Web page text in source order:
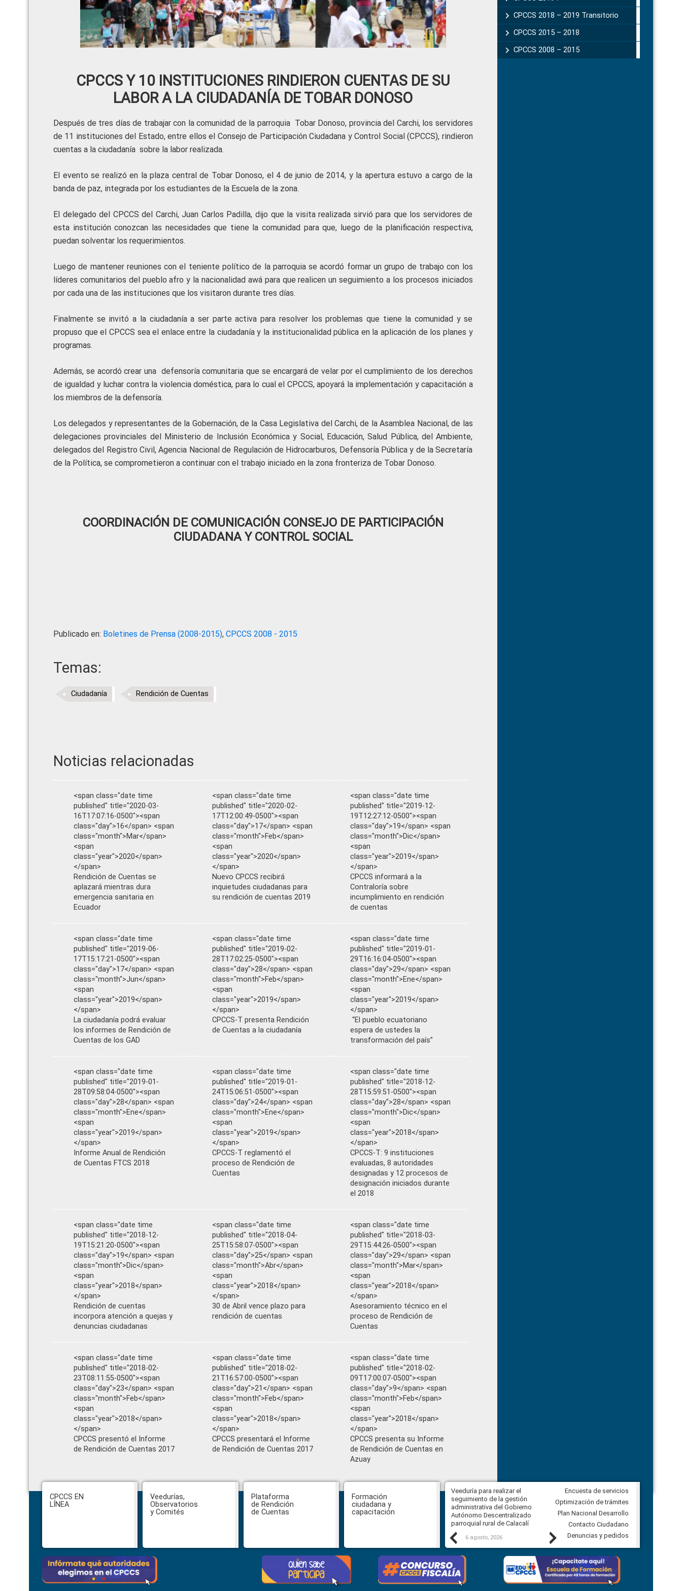
CPCCS Y 10 INSTITUCIONES RINDIERON CUENTAS DE SU
LABOR A LA CIUDADANÍA DE TOBAR DONOSO
Después de tres días de trabajar con la comunidad de la parroquia Tobar Donoso, provincia del Carchi, los servidores
de 11 instituciones del Estado, entre ellos el Consejo de Participación Ciudadana y Control Social (CPCCS), rindieron
cuentas a la ciudadanía sobre la labor realizada.
El evento se realizó en la plaza central de Tobar Donoso, el 4 de junio de 2014, y la apertura estuvo a cargo de la
banda de paz, integrada por los estudiantes de la Escuela de la zona.
El delegado del CPCCS del Carchi, Juan Carlos Padilla, dijo que la visita realizada sirvió para que los servidores de
esta institución conozcan las necesidades que tiene la comunidad para que, luego de la planificación respectiva,
puedan solventar los requerimientos.
Luego de mantener reuniones con el teniente político de la parroquia se acordó formar un grupo de trabajo con los
líderes comunitarios del pueblo afro y la nacionalidad awá para que realicen un seguimiento a los procesos iniciados
por cada una de las instituciones que los visitaron durante tres días.
Finalmente se invitó a la ciudadanía a ser parte activa para resolver los problemas que tiene la comunidad y se
propuso que el CPCCS sea el enlace entre la ciudadanía y la institucionalidad pública en la aplicación de los planes y
programas.
Además, se acordó crear una defensoría comunitaria que se encargará de velar por el cumplimiento de los derechos
de igualdad y luchar contra la violencia doméstica, para lo cual el CPCCS, apoyará la implementación y capacitación a
los miembros de la defensoría.
Los delegados y representantes de la Gobernación, de la Casa Legislativa del Carchi, de la Asamblea Nacional, de las
delegaciones provinciales del Ministerio de Inclusión Económica y Social, Educación, Salud Pública, del Ambiente,
delegados del Registro Civil, Agencia Nacional de Regulación de Hidrocarburos, Defensoría Pública y de la Secretaría
de la Política, se comprometieron a continuar con el trabajo iniciado en la zona fronteriza de Tobar Donoso.
COORDINACIÓN DE COMUNICACIÓN CONSEJO DE PARTICIPACIÓN
CIUDADANA Y CONTROL SOCIAL
Publicado en: Boletines de Prensa (2008-2015), CPCCS 2008 - 2015
Temas:
Ciudadanía Rendición de Cuentas
Noticias relacionadas
<span class="date time
published" title="2020-03-
16T17:07:16-0500"><span
class="day">16</span> <span
class="month">Mar</span>
<span
class="year">2020</span>
</span>
Rendición de Cuentas se
aplazará mientras dura
emergencia sanitaria en
Ecuador
<span class="date time
published" title="2020-02-
17T12:00:49-0500"><span
class="day">17</span> <span
class="month">Feb</span>
<span
class="year">2020</span>
</span>
Nuevo CPCCS recibirá
inquietudes ciudadanas para
su rendición de cuentas 2019
<span class="date time
published" title="2019-12-
19T12:27:12-0500"><span
class="day">19</span> <span
class="month">Dic</span>
<span
class="year">2019</span>
</span>
CPCCS informará a la
Contraloría sobre
incumplimiento en rendición
de cuentas
<span class="date time
published" title="2019-06-
17T15:17:21-0500"><span
class="day">17</span> <span
class="month">Jun</span>
<span
class="year">2019</span>
</span>
La ciudadanía podrá evaluar
los informes de Rendición de
Cuentas de los GAD
<span class="date time
published" title="2019-02-
28T17:02:25-0500"><span
class="day">28</span> <span
class="month">Feb</span>
<span
class="year">2019</span>
</span>
CPCCS-T presenta Rendición
de Cuentas a la ciudadanía
<span class="date time
published" title="2019-01-
29T16:16:04-0500"><span
class="day">29</span> <span
class="month">Ene</span>
<span
class="year">2019</span>
</span>
“El pueblo ecuatoriano
espera de ustedes la
transformación del país”
<span class="date time
published" title="2019-01-
28T09:58:04-0500"><span
class="day">28</span> <span
class="month">Ene</span>
<span
class="year">2019</span>
</span>
Informe Anual de Rendición
de Cuentas FTCS 2018
<span class="date time
published" title="2019-01-
24T15:06:51-0500"><span
class="day">24</span> <span
class="month">Ene</span>
<span
class="year">2019</span>
</span>
CPCCS-T reglamentó el
proceso de Rendición de
Cuentas
<span class="date time
published" title="2018-12-
28T15:59:51-0500"><span
class="day">28</span> <span
class="month">Dic</span>
<span
class="year">2018</span>
</span>
CPCCS-T: 9 instituciones
evaluadas, 8 autoridades
designadas y 12 procesos de
designación iniciados durante
el 2018
<span class="date time
published" title="2018-12-
19T15:21:20-0500"><span
class="day">19</span> <span
class="month">Dic</span>
<span
class="year">2018</span>
</span>
Rendición de cuentas
incorpora atención a quejas y
denuncias ciudadanas
<span class="date time
published" title="2018-04-
25T15:58:07-0500"><span
class="day">25</span> <span
class="month">Abr</span>
<span
class="year">2018</span>
</span>
30 de Abril vence plazo para
rendición de cuentas
<span class="date time
published" title="2018-03-
29T15:44:26-0500"><span
class="day">29</span> <span
class="month">Mar</span>
<span
class="year">2018</span>
</span>
Asesoramiento técnico en el
proceso de Rendición de
Cuentas
<span class="date time
published" title="2018-02-
23T08:11:55-0500"><span
class="day">23</span> <span
class="month">Feb</span>
<span
class="year">2018</span>
</span>
CPCCS presentó el Informe
de Rendición de Cuentas 2017
<span class="date time
published" title="2018-02-
21T16:57:00-0500"><span
class="day">21</span> <span
class="month">Feb</span>
<span
class="year">2018</span>
</span>
CPCCS presentará el Informe
de Rendición de Cuentas 2017
<span class="date time
published" title="2018-02-
09T17:00:07-0500"><span
class="day">9</span> <span
class="month">Feb</span>
<span
class="year">2018</span>
</span>
CPCCS presenta su Informe
de Rendición de Cuentas en
Azuay
CPCCS 2018 – 2019 Transitorio
CPCCS 2015 – 2018
CPCCS 2008 – 2015
Footer
CPCCS EN
LÍNEA
Veedurías,
Observatorios
y Comités
Plataforma
de Rendición
de Cuentas
Formación
ciudadana y
capacitación
Previous
Hasta el 31 de julio se podrán
presentar impugnaciones en
contra de los postulantes al
concurso para designar Fiscal
Veeduría para realizar el
seguimiento de la gestión
administrativa del Gobierno
Autónomo Descentralizado
parroquial rural de Calacalí
6 agosto, 2026
Veeduría para vigilar los acuerdos,
derivados de la Audiencia Pública
comunidad Urbina, parroquia la
Carolina
5 agosto, 2026
Next
Encuesta de servicios
Optimización de trámites
Plan Nacional Desarrollo
Contacto Ciudadano
Denuncias y pedidos